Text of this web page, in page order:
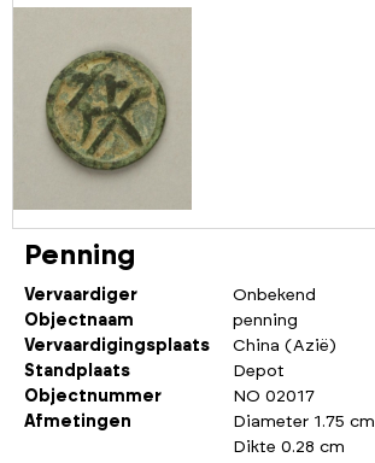
Penning
Vervaardiger
Onbekend
Objectnaam
penning
Vervaardigingsplaats
China (Azië)
Standplaats
Depot
Objectnummer
NO 02017
Afmetingen
Diameter 1.75 cm
Dikte 0.28 cm